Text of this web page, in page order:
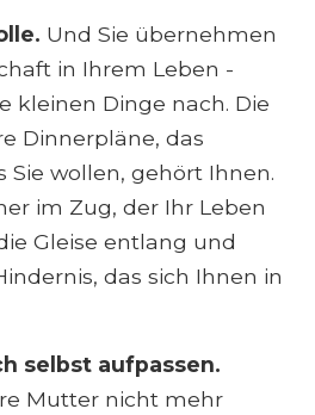
Und Sie übernehmen
in Ihrem Leben -
kleinen Dinge nach. Die
Dinnerpläne, das
Sie wollen, gehört Ihnen.
im Zug, der Ihr Leben
Gleise entlang und
das sich Ihnen in
selbst aufpassen.
Mutter nicht mehr